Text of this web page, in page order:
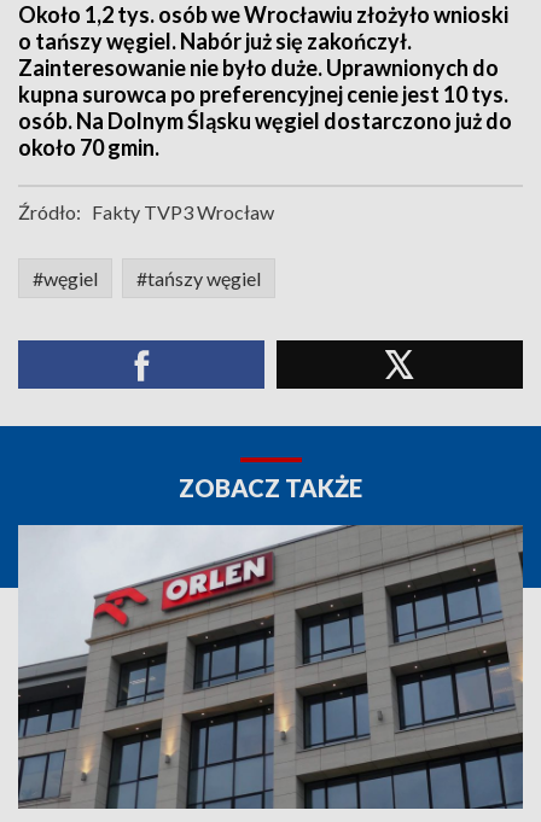
Około 1,2 tys. osób we Wrocławiu złożyło wnioski
o tańszy węgiel. Nabór już się zakończył.
Zainteresowanie nie było duże. Uprawnionych do
kupna surowca po preferencyjnej cenie jest 10 tys.
osób. Na Dolnym Śląsku węgiel dostarczono już do
około 70 gmin.
Źródło: Fakty TVP3 Wrocław
#węgiel #tańszy węgiel
ZOBACZ TAKŻE